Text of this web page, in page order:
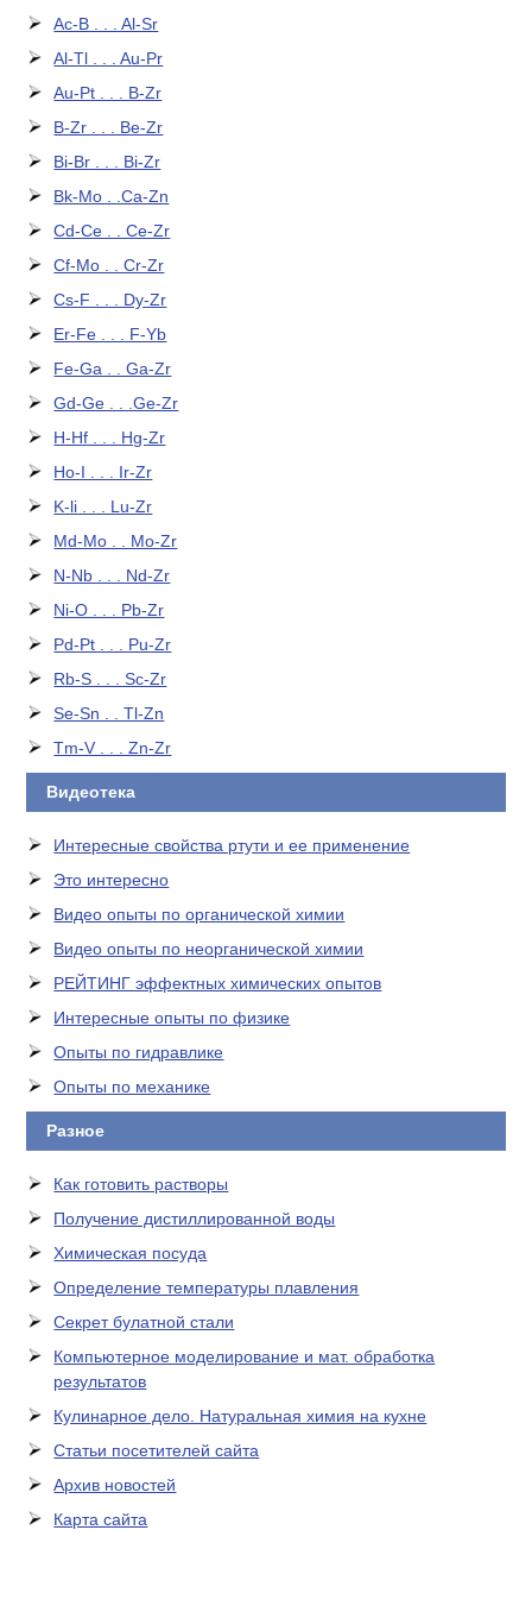
Ac-B . . . Al-Sr
Al-Tl . . . Au-Pr
Au-Pt . . . B-Zr
B-Zr . . . Be-Zr
Bi-Br . . . Bi-Zr
Bk-Mo . .Ca-Zn
Cd-Ce . . Ce-Zr
Cf-Mo . . Cr-Zr
Cs-F . . . Dy-Zr
Er-Fe . . . F-Yb
Fe-Ga . . Ga-Zr
Gd-Ge . . .Ge-Zr
H-Hf . . . Hg-Zr
Ho-I . . . Ir-Zr
K-li . . . Lu-Zr
Md-Mo . . Mo-Zr
N-Nb . . . Nd-Zr
Ni-O . . . Pb-Zr
Pd-Pt . . . Pu-Zr
Rb-S . . . Sc-Zr
Se-Sn . . Tl-Zn
Tm-V . . . Zn-Zr
Видеотека
Интересные свойства ртути и ее применение
Это интересно
Видео опыты по органической химии
Видео опыты по неорганической химии
РЕЙТИНГ эффектных химических опытов
Интересные опыты по физике
Опыты по гидравлике
Опыты по механике
Разное
Как готовить растворы
Получение дистиллированной воды
Химическая посуда
Определение температуры плавления
Секрет булатной стали
Компьютерное моделирование и мат. обработка
результатов
Кулинарное дело. Натуральная химия на кухне
Статьи посетителей сайта
Архив новостей
Карта сайта